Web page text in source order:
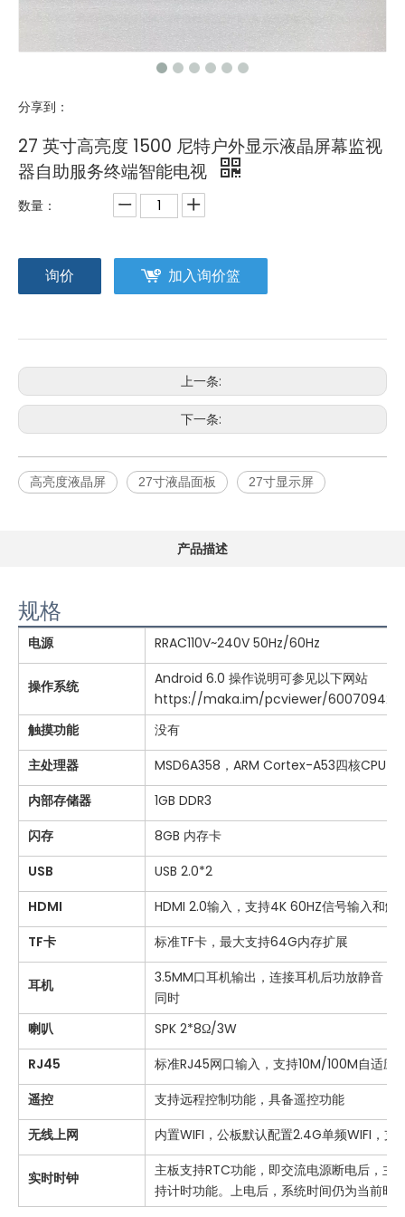
分享到：
27 英寸高亮度 1500 尼特户外显示液晶屏幕监视
器自助服务终端智能电视
数量：
询价 加入询价篮
上一条:
下一条:
高亮度液晶屏 27寸液晶面板 27寸显示屏
产品描述
规格
电源 RRAC110V~240V 50Hz/60Hz
操作系统
Android 6.0 操作说明可参见以下网站
https://maka.im/pcviewer/600709427/
触摸功能
没有
主处理器
MSD6A358，ARM Cortex-A53四核CPU
内部存储器
1GB DDR3
闪存
8GB 内存卡
USB
USB 2.0*2
HDMI
HDMI 2.0输入，支持4K 60HZ信号输入和解
TF卡
标准TF卡，最大支持64G内存扩展
耳机
3.5MM口耳机输出，连接耳机后功放静音，
同时
喇叭
SPK 2*8Ω/3W
RJ45
标准RJ45网口输入，支持10M/100M自适应
遥控
支持远程控制功能，具备遥控功能
无线上网
内置WIFI，公板默认配置2.4G单频WIFI，支
实时时钟
主板支持RTC功能，即交流电源断电后，主
持计时功能。上电后，系统时间仍为当前时